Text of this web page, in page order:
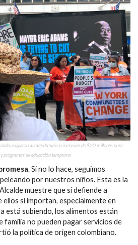
exigieron al mandatario la inclusión de $20 millones para
programas de educación temprana
. Si no lo hace, seguimos
por nuestros niños. Esta es la
muestre que sí defiende a
sí importan, especialmente en
está subiendo, los alimentos están
familia no pueden pagar servicios de
la política de origen colombiano.